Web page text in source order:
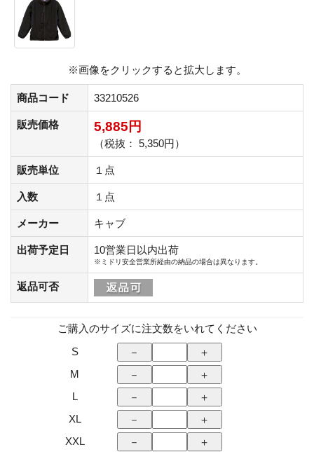
※画像をクリックすると拡大します。
商品コード 33210526
販売価格 5,885円
（税抜： 5,350円）
販売単位 １点
入数 １点
メーカー キャブ
出荷予定日 10営業日以内出荷
※ミドリ安全営業所経由の納品の場合は異なります。
返品可否
ご購入のサイズに注文数をいれてください
S
M
L
XL
XXL